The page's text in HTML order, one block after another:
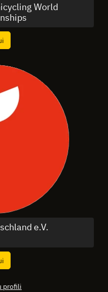
World
e.V.
profili